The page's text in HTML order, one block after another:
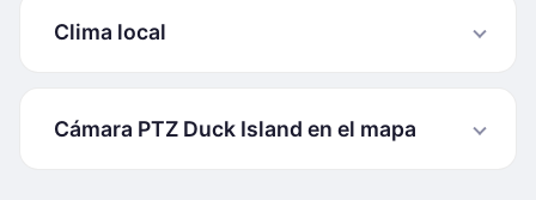
Clima local
Cámara PTZ Duck Island en el mapa